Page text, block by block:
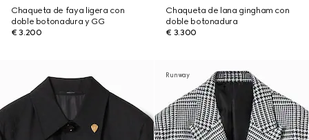
Chaqueta de faya ligera con
doble botonadura y GG
€ 3.200
Chaqueta de lana gingham con
doble botonadura
€ 3.300
Runway